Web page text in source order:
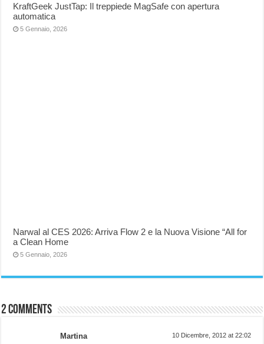
KraftGeek JustTap: Il treppiede MagSafe con apertura
automatica
5 Gennaio, 2026
Narwal al CES 2026: Arriva Flow 2 e la Nuova Visione “All for
a Clean Home
5 Gennaio, 2026
2 comments
Martina 10 Dicembre, 2012 at 22:02